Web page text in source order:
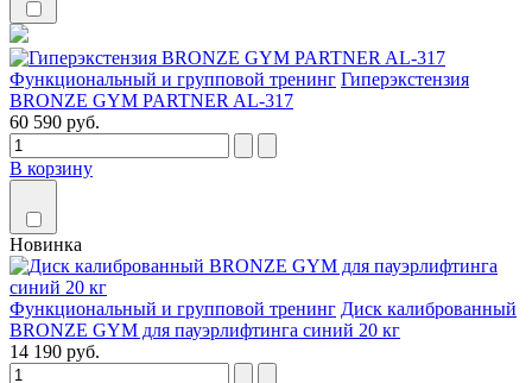
Функциональный и групповой тренинг Гиперэкстензия
BRONZE GYM PARTNER AL-317
60 590 руб.
В корзину
Новинка
Функциональный и групповой тренинг Диск калиброванный
BRONZE GYM для пауэрлифтинга синий 20 кг
14 190 руб.